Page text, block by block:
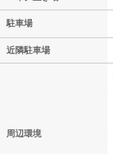
駐車場
近隣駐車場
周辺環境